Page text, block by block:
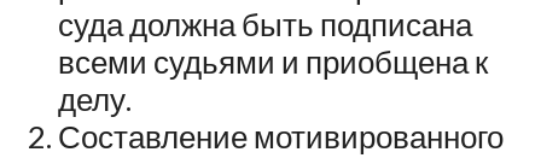
суда должна быть подписана
всеми судьями и приобщена к
делу.
Составление мотивированного